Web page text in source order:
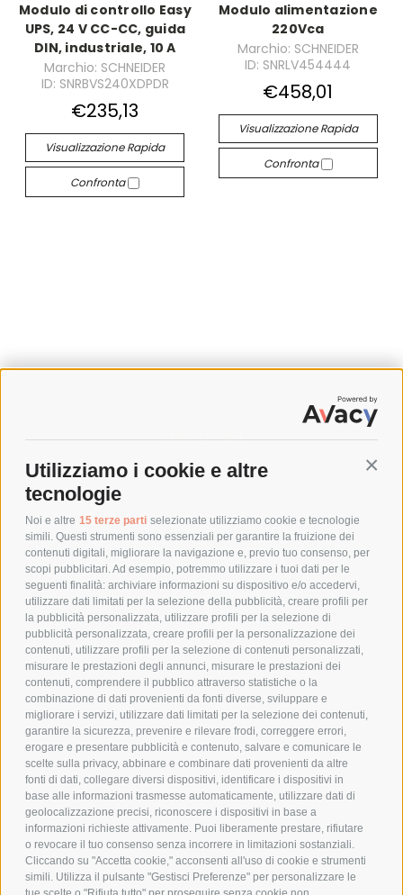
Utilizziamo i cookie e altre
tecnologie
Noi e altre 15 terze parti selezionate utilizziamo cookie e tecnologie
simili. Questi strumenti sono essenziali per garantire la fruizione dei
contenuti digitali, migliorare la navigazione e, previo tuo consenso, per
scopi pubblicitari. Ad esempio, potremmo utilizzare i tuoi dati per le
seguenti finalità: archiviare informazioni su dispositivo e/o accedervi,
utilizzare dati limitati per la selezione della pubblicità, creare profili per
la pubblicità personalizzata, utilizzare profili per la selezione di
pubblicità personalizzata, creare profili per la personalizzazione dei
contenuti, utilizzare profili per la selezione di contenuti personalizzati,
misurare le prestazioni degli annunci, misurare le prestazioni dei
contenuti, comprendere il pubblico attraverso statistiche o la
combinazione di dati provenienti da fonti diverse, sviluppare e
migliorare i servizi, utilizzare dati limitati per la selezione dei contenuti,
garantire la sicurezza, prevenire e rilevare frodi, correggere errori,
erogare e presentare pubblicità e contenuto, salvare e comunicare le
scelte sulla privacy, abbinare e combinare dati provenienti da altre
fonti di dati, collegare diversi dispositivi, identificare i dispositivi in
base alle informazioni trasmesse automaticamente, utilizzare dati di
geolocalizzazione precisi, riconoscere i dispositivi in base a
informazioni richieste attivamente. Puoi liberamente prestare, rifiutare
o revocare il tuo consenso senza incorrere in limitazioni sostanziali.
Cliccando su "Accetta cookie," acconsenti all'uso di cookie e strumenti
simili. Utilizza il pulsante "Gestisci Preferenze" per personalizzare le
Modulo di controllo Easy
UPS, 24 V CC-CC, guida
DIN, industriale, 10 A
Marchio: SCHNEIDER
ID: SNRBVS240XDPDR
€235,13
Visualizzazione Rapida
Confronta
Modulo alimentazione
220Vca
Marchio: SCHNEIDER
ID: SNRLV454444
€458,01
Visualizzazione Rapida
Confronta
SPEDIZIONI
COSTI DI SPEDIZIONE
POLITICA DI RESO
POLICY
PRIVACY POLICY
COOKIE POLICY
PAGAMENTI SICURI
AZIENDA
CHI SIAMO
MARCHI TRATTATI
CONDOMINI